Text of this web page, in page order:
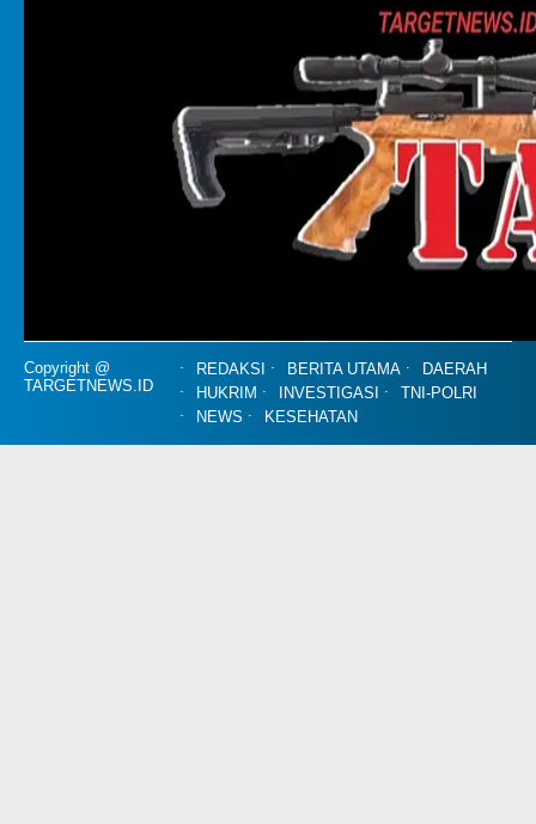
Copyright @
TARGETNEWS.ID
REDAKSI BERITA UTAMA
DAERAH
HUKRIM
INVESTIGASI
TNI-POLRI
NEWS
KESEHATAN